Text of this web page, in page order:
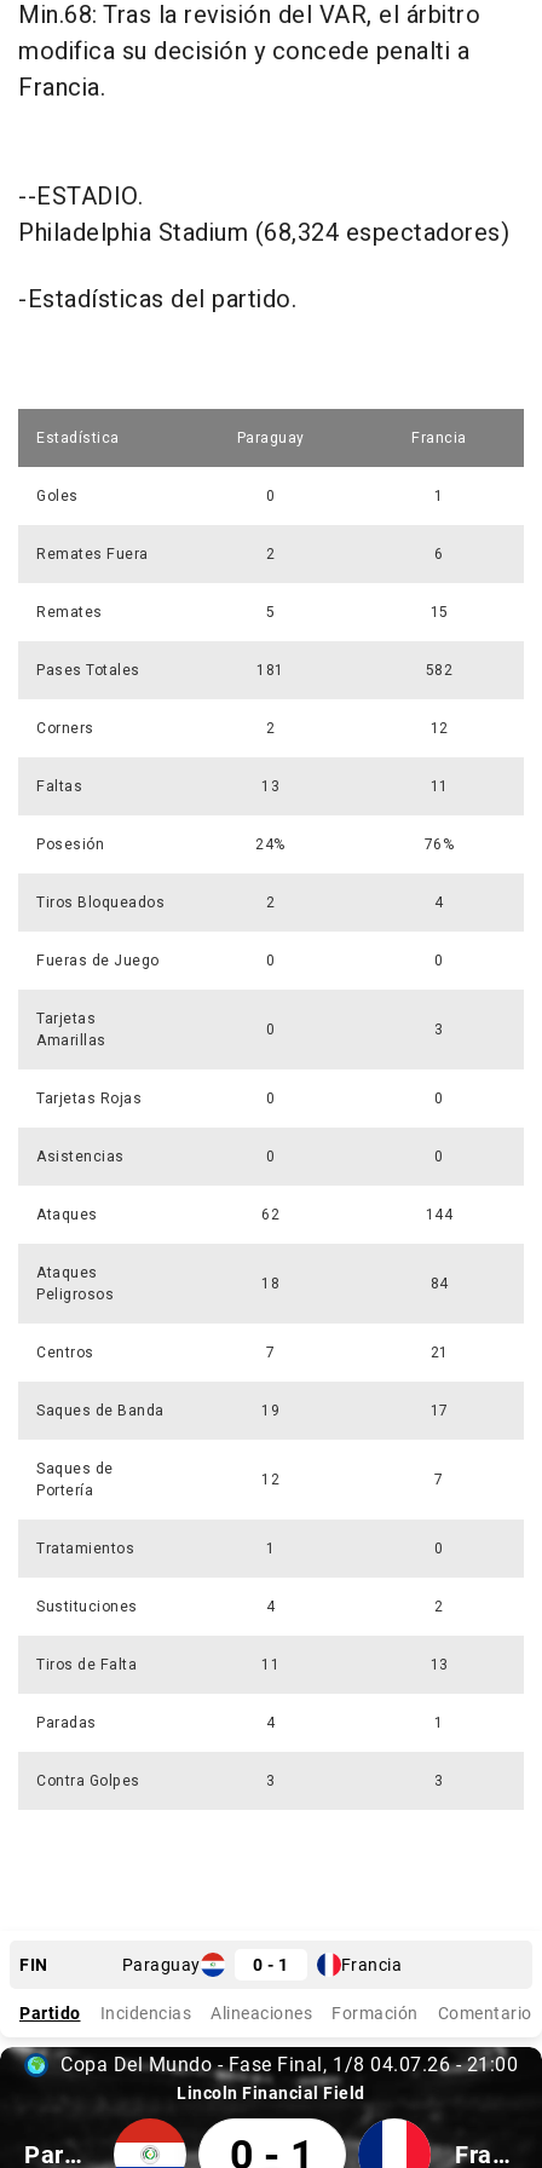
Min.68: Tras la revisión del VAR, el árbitro
modifica su decisión y concede penalti a
Francia.
--ESTADIO.
Philadelphia Stadium (68,324 espectadores)
-Estadísticas del partido.
Estadística Paraguay Francia
Goles 0 1
Remates Fuera 2 6
Remates 5 15
Pases Totales 181 582
Corners 2 12
Faltas 13 11
Posesión 24% 76%
Tiros Bloqueados 2 4
Fueras de Juego 0 0
Tarjetas
Amarillas
0 3
Tarjetas Rojas 0 0
Asistencias 0 0
Ataques 62 144
Ataques
Peligrosos
18 84
Centros 7 21
Saques de Banda 19 17
Saques de
Portería
12 7
Tratamientos 1 0
Sustituciones 4 2
Tiros de Falta 11 13
Paradas 4 1
Contra Golpes 3 3
Finalizado
FIN Paraguay 0 - 1 Francia
Partido Incidencias Alineaciones Formación Comentarios
Copa del Mundo - Fase Final, 1/8
Copa Del Mundo - Fase Final 1/8 04.07.26, 21:00
04.07.26 -21:00
Lincoln Financial Field
Paraguay
Paraguay 0 Francia 1
0 - 1 Francia